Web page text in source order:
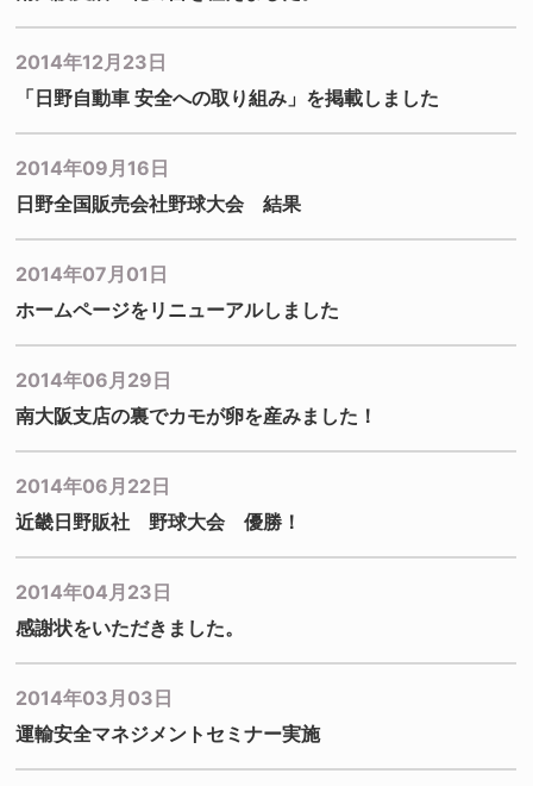
2014年12月23日
「日野自動車 安全への取り組み」を掲載しました
2014年09月16日
日野全国販売会社野球大会 結果
2014年07月01日
ホームページをリニューアルしました
2014年06月29日
南大阪支店の裏でカモが卵を産みました！
2014年06月22日
近畿日野販社 野球大会 優勝！
2014年04月23日
感謝状をいただきました。
2014年03月03日
運輸安全マネジメントセミナー実施